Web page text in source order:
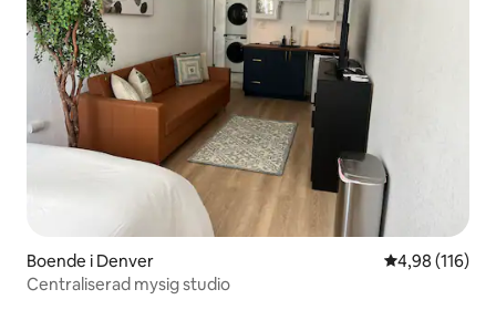
Boende i Denver 4,98 av 5 i
4,98 (116)
Centraliserad mysig studio